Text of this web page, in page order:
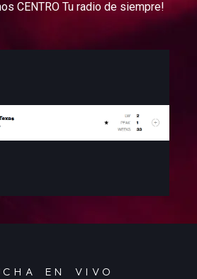
CENTRO Tu radio de siempre!
EN VIVO